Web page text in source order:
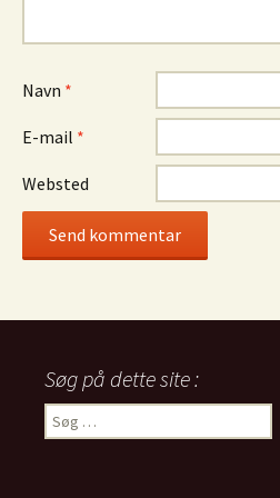
Navn *
E-mail *
Websted
Søg på dette site :
Søg
efter: